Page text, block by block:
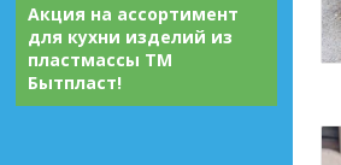
Акция на ассортимент
для кухни изделий из
пластмассы ТМ
Бытпласт!